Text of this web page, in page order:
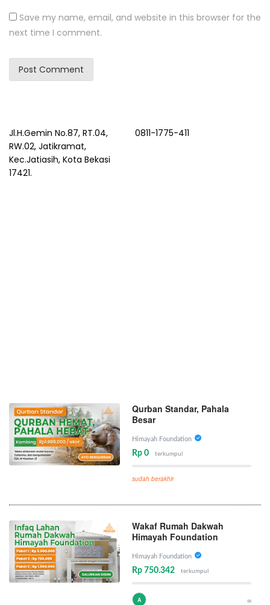
Save my name, email, and website in this browser for the
next time I comment.
Jl.H.Gemin No.87, RT.04,
RW.02, Jatikramat,
Kec.Jatiasih, Kota Bekasi
17421.
0811-1775-411
Qurban Standar, Pahala
Besar
Himayah Foundation
Rp 0 terkumpul
sudah berakhir
Wakaf Rumah Dakwah
Himayah Foundation
Himayah Foundation
Rp 750.342 terkumpul
A ∞